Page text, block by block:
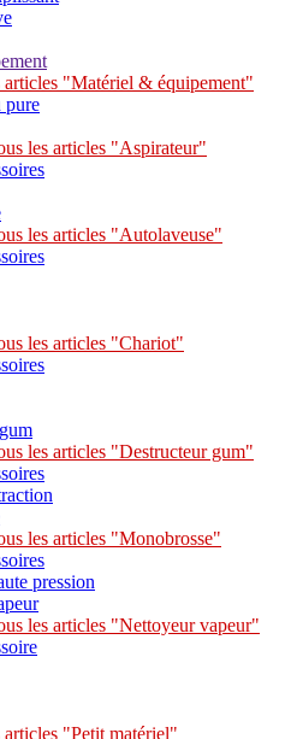
articles "Matériel & équipement"
pure
les articles "Aspirateur"
les articles "Autolaveuse"
les articles "Chariot"
les articles "Destructeur gum"
les articles "Monobrosse"
pression
les articles "Nettoyeur vapeur"
articles "Petit matériel"